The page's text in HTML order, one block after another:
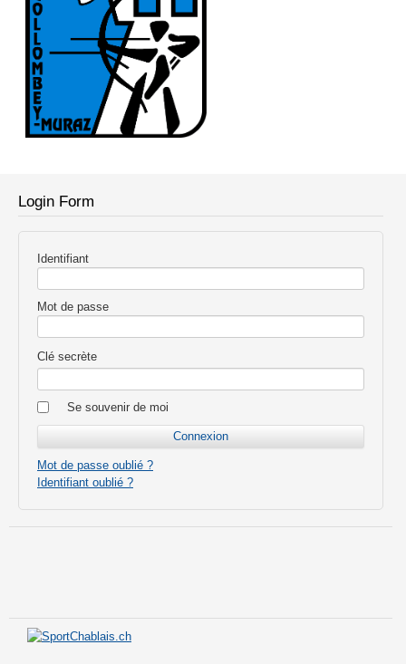
Login Form
Identifiant
Mot de passe
Clé secrète
Se souvenir de moi
Mot de passe oublié ?
Identifiant oublié ?